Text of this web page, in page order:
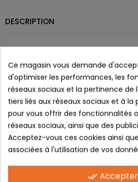
DESCRIPTION
AZR
Le modèle Marylin
grandes dames
Son élégance
sublimera vos plus
tenues urbaines
Ce magasin vous demande
d'optimiser les performances, les
réseaux sociaux et la pertinence de
tiers liés aux réseaux sociaux et à la
pour vous offrir des fonctionnalités
réseaux sociaux, ainsi que des
Acceptez-vous ces cookies ainsi
associées à l'utilisation de vos
done_all Accepter